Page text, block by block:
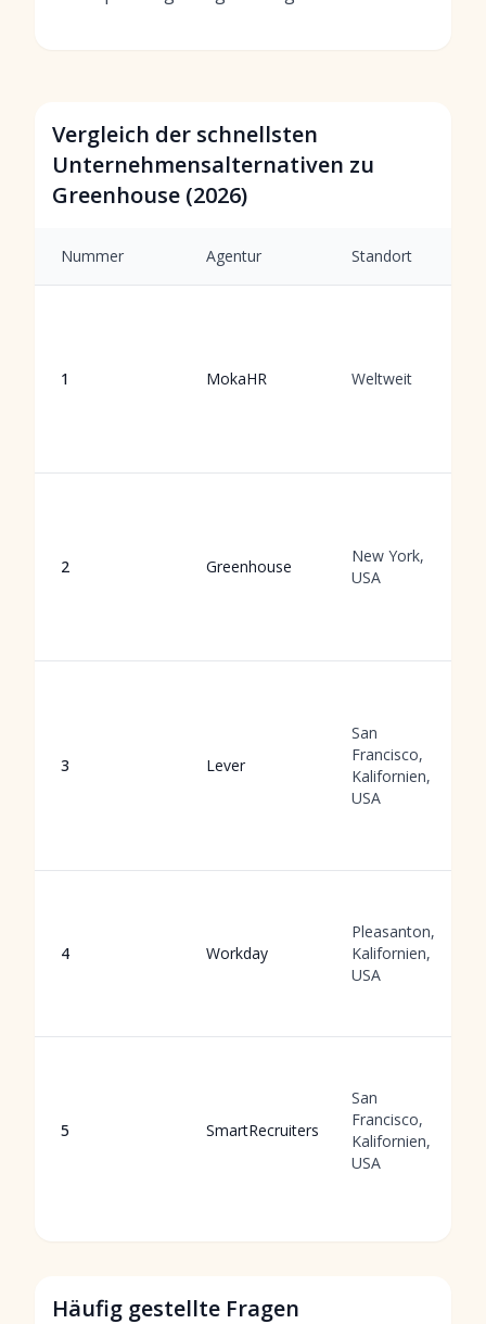
Vergleich der schnellsten
Unternehmensalternativen zu
Greenhouse (2026)
Nummer Agentur Standort
1 MokaHR Weltweit
2 Greenhouse
New York,
USA
3 Lever
San
Francisco,
Kalifornien,
USA
4 Workday
Pleasanton,
Kalifornien,
USA
5 SmartRecruiters
San
Francisco,
Kalifornien,
USA
Häufig gestellte Fragen